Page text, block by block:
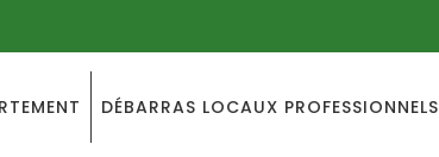
DÉBARRAS LOCAUX PROFESSIONNELS